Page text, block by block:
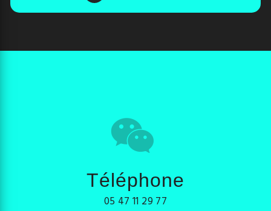
Téléphone
05 47 11 29 77